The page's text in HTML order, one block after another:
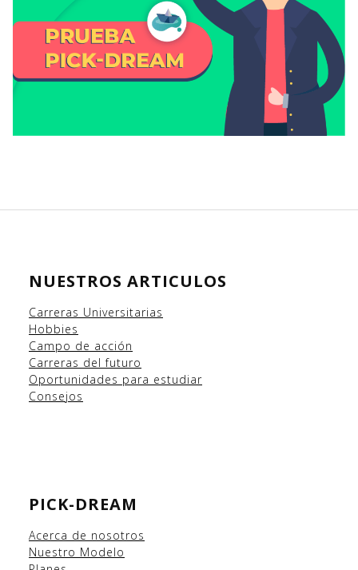
NUESTROS ARTICULOS
Carreras Universitarias
Hobbies
Campo de acción
Carreras del futuro
Oportunidades para estudiar
Consejos
PICK-DREAM
Acerca de nosotros
Nuestro Modelo